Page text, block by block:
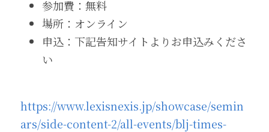
参加費：無料
場所：オンライン
申込：下記告知サイトよりお申込みくださ
い
https://www.lexisnexis.jp/showcase/semin
ars/side-content-2/all-events/blj-times-